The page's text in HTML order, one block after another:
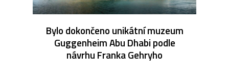
Bylo dokončeno unikátní muzeum
Guggenheim Abu Dhabi podle
návrhu Franka Gehryho